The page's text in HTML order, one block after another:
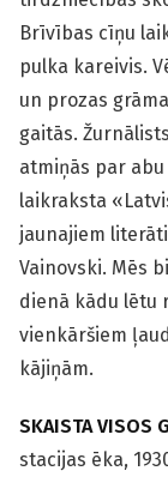
Brīvības cīņu
pulka kareivis.
un prozas
gaitās.
atmiņās par
laikraksta
jaunajiem
Vainovski. Mēs
dienā kādu lētu
vienkāršiem
kājiņām.
SKAISTA VISOS
stacijas ēka,